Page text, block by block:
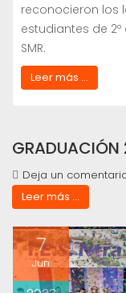
reconocieron los
estudiantes de 2º
SMR.
Leer más ...
Deja un
Leer más ...
7
Jun